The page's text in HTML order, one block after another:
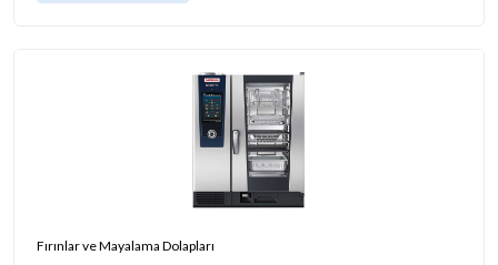
Fırınlar ve Mayalama Dolapları